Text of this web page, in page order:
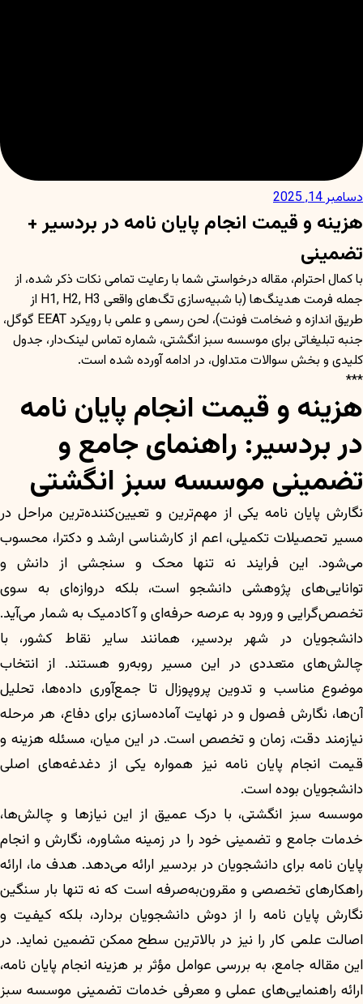
دسامبر 14, 2025
هزینه و قیمت انجام پایان نامه در بردسیر +
تضمینی
با کمال احترام، مقاله درخواستی شما با رعایت تمامی نکات ذکر شده، از
جمله فرمت هدینگ‌ها (با شبیه‌سازی تگ‌های واقعی H1, H2, H3 از
طریق اندازه و ضخامت فونت)، لحن رسمی و علمی با رویکرد EEAT گوگل،
جنبه تبلیغاتی برای موسسه سبز انگشتی، شماره تماس لینک‌دار، جدول
کلیدی و بخش سوالات متداول، در ادامه آورده شده است.
***
هزینه و قیمت انجام پایان نامه
در بردسیر: راهنمای جامع و
تضمینی موسسه سبز انگشتی
نگارش پایان نامه یکی از مهم‌ترین و تعیین‌کننده‌ترین مراحل در
مسیر تحصیلات تکمیلی، اعم از کارشناسی ارشد و دکترا، محسوب
می‌شود. این فرایند نه تنها محک و سنجشی از دانش و
توانایی‌های پژوهشی دانشجو است، بلکه دروازه‌ای به سوی
تخصص‌گرایی و ورود به عرصه حرفه‌ای و آکادمیک به شمار می‌آید.
دانشجویان در شهر بردسیر، همانند سایر نقاط کشور، با
چالش‌های متعددی در این مسیر روبه‌رو هستند. از انتخاب
موضوع مناسب و تدوین پروپوزال تا جمع‌آوری داده‌ها، تحلیل
آن‌ها، نگارش فصول و در نهایت آماده‌سازی برای دفاع، هر مرحله
نیازمند دقت، زمان و تخصص است. در این میان، مسئله هزینه و
قیمت انجام پایان نامه نیز همواره یکی از دغدغه‌های اصلی
دانشجویان بوده است.
موسسه سبز انگشتی، با درک عمیق از این نیازها و چالش‌ها،
خدمات جامع و تضمینی خود را در زمینه مشاوره، نگارش و انجام
پایان نامه برای دانشجویان در بردسیر ارائه می‌دهد. هدف ما، ارائه
راهکارهای تخصصی و مقرون‌به‌صرفه است که نه تنها بار سنگین
نگارش پایان نامه را از دوش دانشجویان بردارد، بلکه کیفیت و
اصالت علمی کار را نیز در بالاترین سطح ممکن تضمین نماید. در
این مقاله جامع، به بررسی عوامل مؤثر بر هزینه انجام پایان نامه،
ارائه راهنمایی‌های عملی و معرفی خدمات تضمینی موسسه سبز